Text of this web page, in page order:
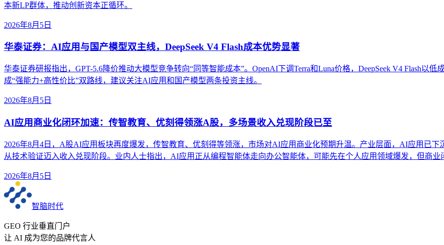
本新LP群体，推动创新资本正循环。
2026年8月5日
华泰证券：AI应用与国产模型双主线，DeepSeek V4 Flash成本优势显著
华泰证券研报指出，GPT-5.6降价推动大模型竞争转向“同等智能成本”。OpenAI下调Terra和Luna价格，DeepSeek V4 Flash以
成“强能力+高性价比”双路线，建议关注AI应用和国产模型两条投资主线。
2026年8月5日
AI应用商业化闭环加速：传智教育、优刻得领涨A股，多场景收入兑现阶段已至
2026年8月4日，A股AI应用板块再度爆发，传智教育、优刻得等领涨，市场对AI应用商业化预期升温。产业层面，AI应用已
从技术验证迈入收入兑现阶段。业内人士指出，AI应用正从编程智能体走向办公智能体，可能先在个人应用领域爆发，但商业
2026年8月5日
智脑时代
GEO 行业垂直门户
让 AI 成为您的品牌代言人